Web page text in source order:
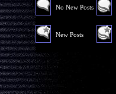
No New Posts
New Posts